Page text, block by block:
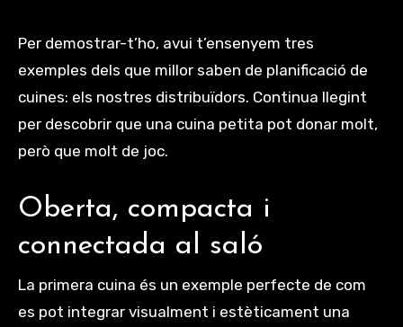
Per demostrar-t’ho, avui t’ensenyem tres
exemples dels que millor saben de planificació de
cuines: els nostres distribuïdors. Continua llegint
per descobrir que una cuina petita pot donar molt,
però que molt de joc.
Oberta, compacta i
connectada al saló
La primera cuina és un exemple perfecte de com
es pot integrar visualment i estèticament una